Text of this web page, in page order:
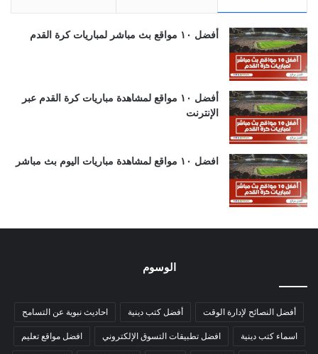
أفضل ١٠ مواقع بث مباشر لمباريات كرة القدم
أفضل ١٠ مواقع لمشاهدة مباريات كرة القدم عبر
الإنترنت
افضل ١٠ مواقع لمشاهدة مباريات اليوم بث مباشر
الوسوم
أفضل النصائح لإدارة الوقت أفضل كتب دينية احاديث نبوية عن التسامح
اسماء كتب دينية افضل تطبيقات التسوق الإلكتروني افضل مواقع تعليم